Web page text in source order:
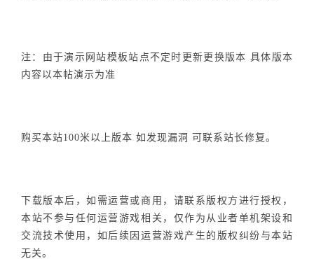
注：由于演示网站模板站点不定时更新更换版本 具体版本
内容以本帖演示为准
购买本站100米以上版本 如发现漏洞 可联系站长修复。
下载版本后，如需运营或商用，请联系版权方进行授权，
本站不参与任何运营游戏相关，仅作为从业者单机架设和
交流技术使用，如后续因运营游戏产生的版权纠纷与本站
无关。